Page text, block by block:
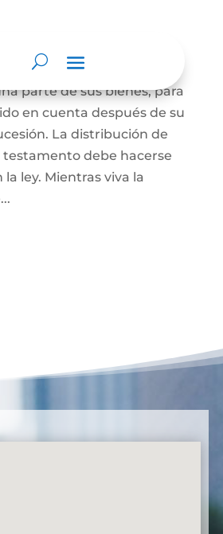
cual una persona dispone
parte de sus bienes, para
en cuenta después de su
La distribución de
testamento debe hacerse
ley. Mientras viva la